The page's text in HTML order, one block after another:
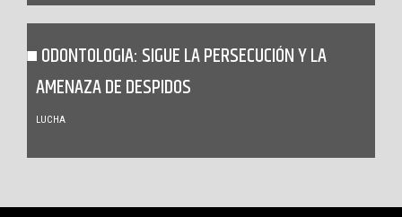
ODONTOLOGIA: SIGUE LA PERSECUCIÓN Y LA
AMENAZA DE DESPIDOS
LUCHA